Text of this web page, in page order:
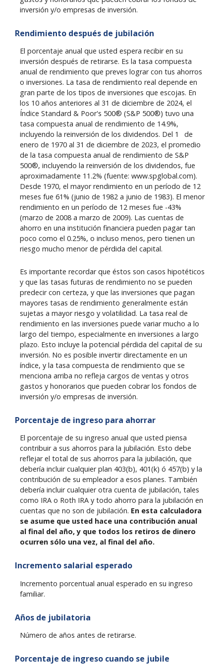
inversión y/o empresas de inversión.
Rendimiento después de jubilación
El porcentaje anual que usted espera recibir en su
inversión después de retirarse. Es la tasa compuesta
anual de rendimiento que preves lograr con tus ahorros
o inversiones. La tasa de rendimiento real depende en
gran parte de los tipos de inversiones que escojas. En
los 10 años anteriores al 31 de diciembre de 2024, el
Índice Standard & Poor's 500® (S&P 500®) tuvo una
tasa compuesta anual de rendimiento de 14.9%,
incluyendo la reinversión de los dividendos. Del 1
de
enero de 1970 al 31 de diciembre de 2023, el promedio
de la tasa compuesta anual de rendimiento de S&P
500®, incluyendo la reinversión de los dividendos, fue
aproximadamente 11.2% (fuente: www.spglobal.com).
Desde 1970, el mayor rendimiento en un período de 12
meses fue 61% (junio de 1982 a junio de 1983). El menor
rendimiento en un período de 12 meses fue -43%
(marzo de 2008 a marzo de 2009). Las cuentas de
ahorro en una institución financiera pueden pagar tan
poco como el 0.25%, o incluso menos, pero tienen un
riesgo mucho menor de pérdida del capital.
Es importante recordar que éstos son casos hipotéticos
y que las tasas futuras de rendimiento no se pueden
predecir con certeza, y que las inversiones que pagan
mayores tasas de rendimiento generalmente están
sujetas a mayor riesgo y volatilidad. La tasa real de
rendimiento en las inversiones puede variar mucho a lo
largo del tiempo, especialmente en inversiones a largo
plazo. Esto incluye la potencial pérdida del capital de su
inversión. No es posible invertir directamente en un
índice, y la tasa compuesta de rendimiento que se
menciona arriba no refleja cargos de ventas y otros
gastos y honorarios que pueden cobrar los fondos de
inversión y/o empresas de inversión.
Porcentaje de ingreso para ahorrar
El porcentaje de su ingreso anual que usted piensa
contribuir a sus ahorros para la jubilación. Esto debe
reflejar el total de sus ahorros para la jubilación, que
debería incluir cualquier plan 403(b), 401(k) ó 457(b) y la
contribución de su empleador a esos planes. También
debería incluir cualquier otra cuenta de jubilación, tales
como IRA o Roth IRA y todo ahorro para la jubilación en
cuentas que no son de jubilación. En esta calculadora
se asume que usted hace una contribución anual
al final del año, y que todos los retiros de dinero
ocurren sólo una vez, al final del año.
Incremento salarial esperado
Incremento porcentual anual esperado en su ingreso
familiar.
Años de jubilatoria
Número de años antes de retirarse.
Porcentaje de ingreso cuando se jubile